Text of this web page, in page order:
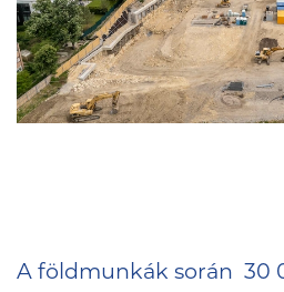
A földmunkák során 30